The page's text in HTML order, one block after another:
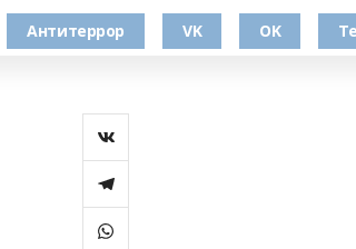
Антитеррор VK OK